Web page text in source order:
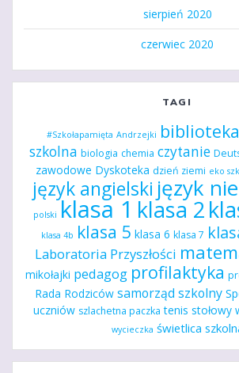
sierpień 2020
czerwiec 2020
TAGI
#Szkołapamięta Andrzejki biblioteka
szkolna biologia chemia czytanie
zawodowe Dyskoteka dzień ziemi eko
język angielski język
polski klasa 1 klasa 2
klasa 4b klasa 5 klasa 6 klasa 7
Laboratoria Przyszłości
mikołajki pedagog profilaktyka
Rada Rodziców samorząd szkolny
uczniów szlachetna paczka tenis stołowy
wycieczka świetlica